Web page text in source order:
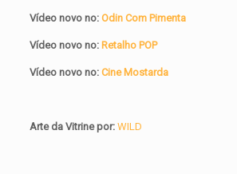
Vídeo novo no:Odin Com Pimenta
Vídeo novo no: Retalho POP
Vídeo novo no:Cine Mostarda
Arte da Vitrine por: WILD